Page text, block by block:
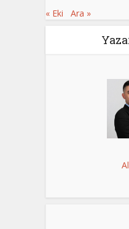
« Eki Ara »